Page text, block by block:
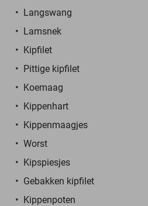
Langswang
Lamsnek
Kipfilet
Pittige kipfilet
Koemaag
Kippenhart
Kippenmaagjes
Worst
Kipspiesjes
Gebakken kipfilet
Kippenpoten